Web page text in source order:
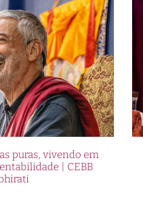
puras, vivendo em
| CEBB